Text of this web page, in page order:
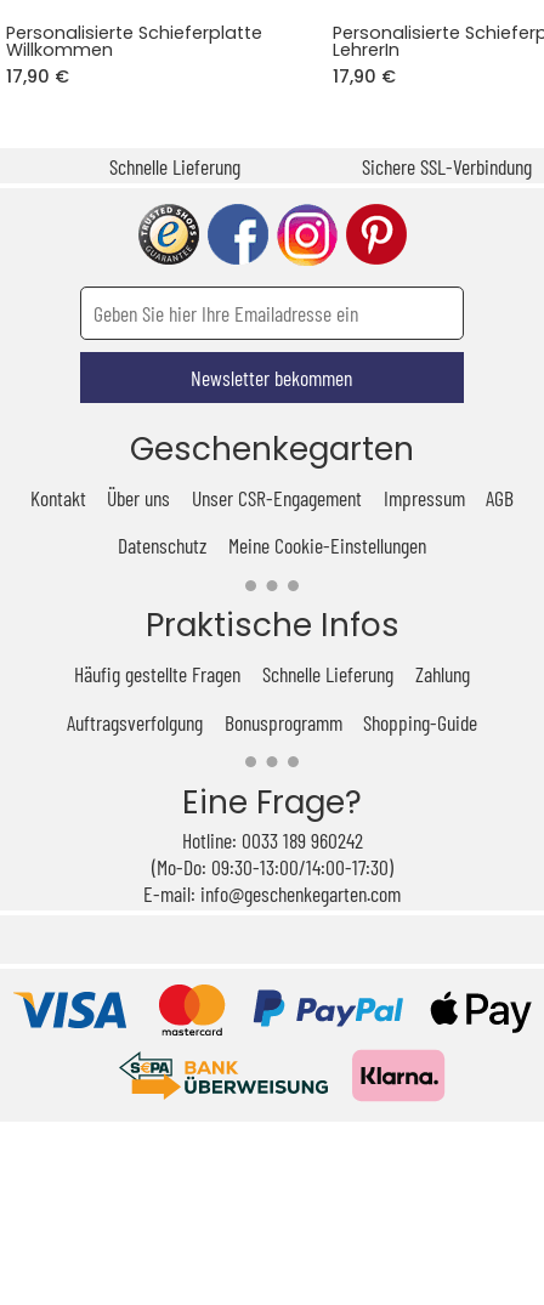
Personalisierte Schieferplatte
Willkommen
17,90 €
Personalisierte
LehrerIn
17,90 €
Schnelle Lieferung Sichere SSL-Verbindung
Newsletter bekommen
Geschenkegarten
Kontakt Über uns Unser CSR-Engagement Impressum
AGB
Datenschutz
Meine Cookie-Einstellungen
Praktische Infos
Häufig gestellte Fragen Schnelle Lieferung
Zahlung
Auftragsverfolgung
Bonusprogramm Shopping-Guide
Eine Frage?
Hotline: 0033 189 960242
(Mo-Do: 09:30-13:00/14:00-17:30)
E-mail: info@geschenkegarten.com